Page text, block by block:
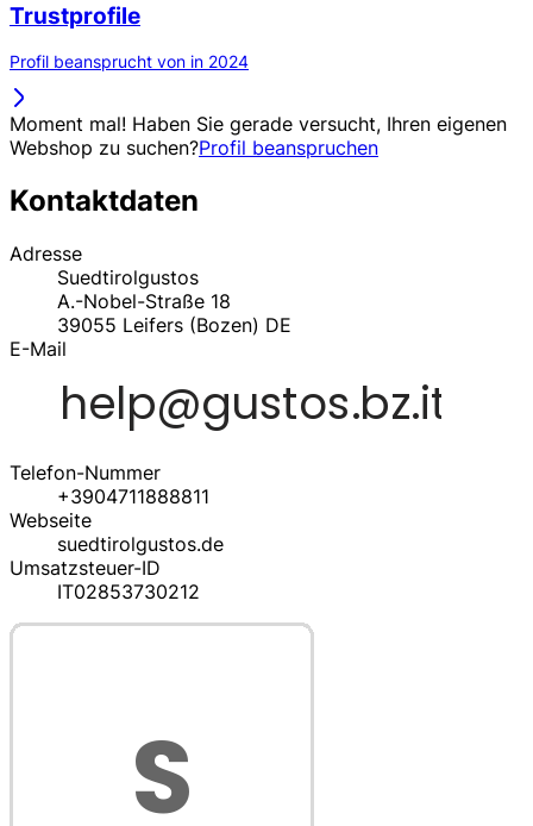
Trustprofile
Profil beansprucht von in 2024
Moment mal! Haben Sie gerade versucht, Ihren eigenen
Webshop zu suchen?Profil beanspruchen
Kontaktdaten
Adresse
Suedtirolgustos
A.-Nobel-Straße 18
39055 Leifers (Bozen) DE
E-Mail
Telefon-Nummer
+3904711888811
Webseite
suedtirolgustos.de
Umsatzsteuer-ID
IT02853730212